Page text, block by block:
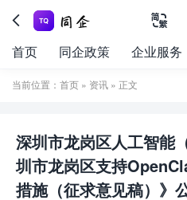
 
首页 同企政策 企业服务
当前位置： 首页 » 资讯 » 正文
深圳市龙岗区人工智能
圳市龙岗区支持
措施（征求意见稿）》